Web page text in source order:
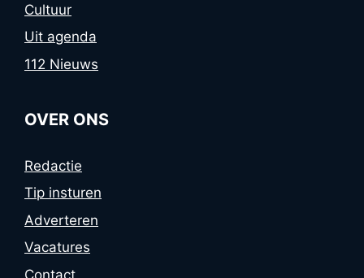
Cultuur
Uit agenda
112 Nieuws
OVER ONS
Redactie
Tip insturen
Adverteren
Vacatures
Contact